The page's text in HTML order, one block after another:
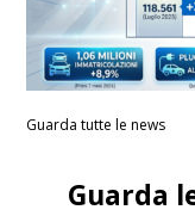
Guarda tutte le news
Guarda